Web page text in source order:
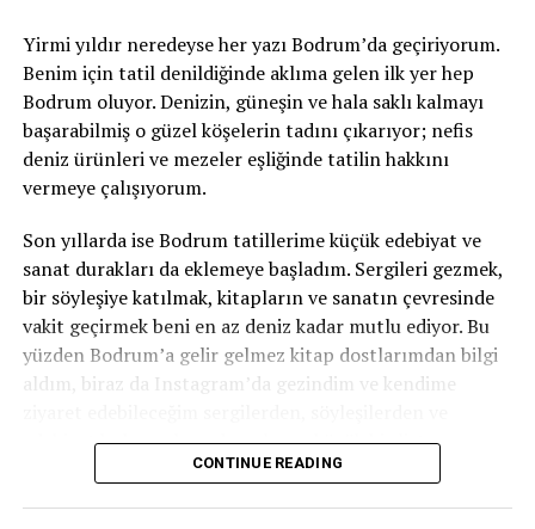
ardında yalnızca büyük bir edebi yetenek değil; yaşadığı
çağla hesaplaşan, haksızlığa itiraz eden ve insanı bütün
çelişkileriyle anlamaya çalışan büyük bir hayat olduğunu
hissettim.
Kendi sözünü en çok kendi yaşamıyla doğrulayan
şeyler yazdı. Yazılmaya değer bir hayat yaşadı.
takım, İsviçre futbol tarihinin en olgun ve en karakterli
takımlarından biri olarak hatırlanacaktır.
Evet, bugün biraz burukuz. Çünkü bu hikâyenin biraz
daha devam etmesini isterdik. Ama üzülürken bile gurur
duyabiliyorsak, demek ki doğru yoldayız.
Bazen kupayı kaldıran değil, sahadan başı dik ayrılan
takım da alkışı hak eder.
Teşekkürler Murat Yakın.
Teşekkürler Nati.
#MuratYakin#schweiz#isviçre#switerland#futbo
Yirmi yıldır neredeyse her yazı Bodrum’da geçiriyorum.
Benim için tatil denildiğinde aklıma gelen ilk yer hep
Bodrum oluyor. Denizin, güneşin ve hala saklı kalmayı
başarabilmiş o güzel köşelerin tadını çıkarıyor; nefis
deniz ürünleri ve mezeler eşliğinde tatilin hakkını
vermeye çalışıyorum.
Son yıllarda ise Bodrum tatillerime küçük edebiyat ve
sanat durakları da eklemeye başladım. Sergileri gezmek,
bir söyleşiye katılmak, kitapların ve sanatın çevresinde
vakit geçirmek beni en az deniz kadar mutlu ediyor. Bu
yüzden Bodrum’a gelir gelmez kitap dostlarımdan bilgi
aldım, biraz da Instagram’da gezindim ve kendime
edebiyat buluşmalarından oluşan küçük bir liste
CONTINUE READING